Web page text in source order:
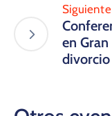
Siguiente
en
divorcio